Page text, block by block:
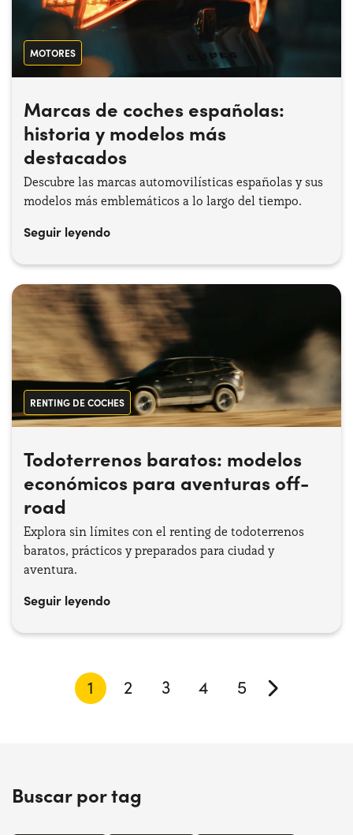
MOTORES
Marcas de coches españolas:
historia y modelos más
destacados
Descubre las marcas automovilísticas españolas y sus
modelos más emblemáticos a lo largo del tiempo.
Seguir leyendo
RENTING DE COCHES
Todoterrenos baratos: modelos
económicos para aventuras off-
road
Explora sin límites con el renting de todoterrenos
baratos, prácticos y preparados para ciudad y
aventura.
Seguir leyendo
1 2 3 4 5
Buscar por tag